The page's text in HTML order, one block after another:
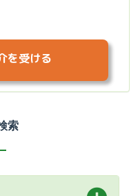
を受ける
索